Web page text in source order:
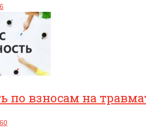
по взносам на